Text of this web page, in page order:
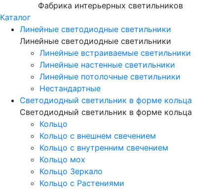
Фабрика интерьерных светильников
Каталог
Линейные светодиодные светильники
Линейные светодиодные светильники
Линейные встраиваемые светильники
Линейные настенные светильники
Линейные потолочные светильники
Нестандартные
Светодиодный светильник в форме кольца
Светодиодный светильник в форме кольца
Кольцо
Кольцо с внешнем свечением
Кольцо с внутренним свечением
Кольцо мох
Кольцо Зеркало
Кольцо с Растениями